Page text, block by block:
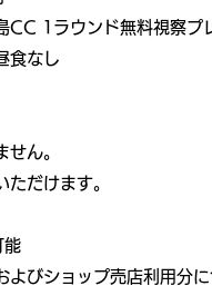
1ラウンド無料視察プ
食なし
せん。
ただけます。
能
よびショップ売店利用分